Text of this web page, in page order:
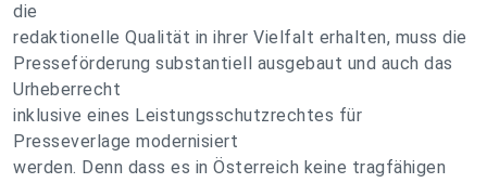
die
redaktionelle Qualität in ihrer Vielfalt erhalten, muss die
Presseförderung substantiell ausgebaut und auch das
Urheberrecht
inklusive eines Leistungsschutzrechtes für
Presseverlage modernisiert
werden. Denn dass es in Österreich keine tragfähigen